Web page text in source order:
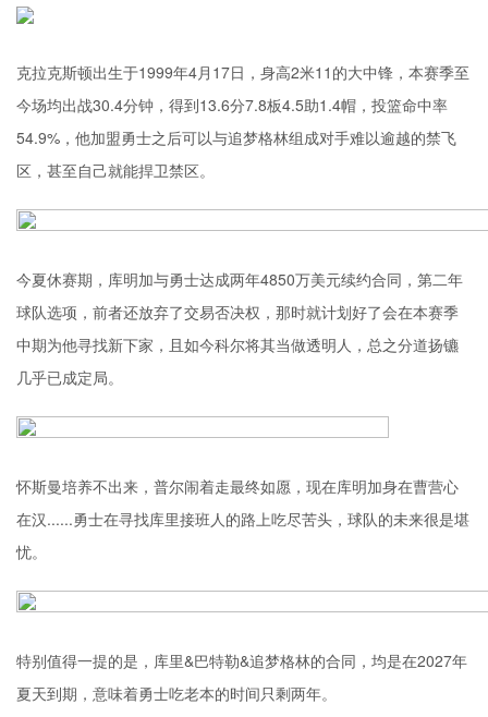
克拉克斯顿出生于1999年4月17日，身高2米11的大中锋，本赛季至
今场均出战30.4分钟，得到13.6分7.8板4.5助1.4帽，投篮命中率
54.9%，他加盟勇士之后可以与追梦格林组成对手难以逾越的禁飞
区，甚至自己就能捍卫禁区。
今夏休赛期，库明加与勇士达成两年4850万美元续约合同，第二年
球队选项，前者还放弃了交易否决权，那时就计划好了会在本赛季
中期为他寻找新下家，且如今科尔将其当做透明人，总之分道扬镳
几乎已成定局。
怀斯曼培养不出来，普尔闹着走最终如愿，现在库明加身在曹营心
在汉......勇士在寻找库里接班人的路上吃尽苦头，球队的未来很是堪
忧。
特别值得一提的是，库里&巴特勒&追梦格林的合同，均是在2027年
夏天到期，意味着勇士吃老本的时间只剩两年。